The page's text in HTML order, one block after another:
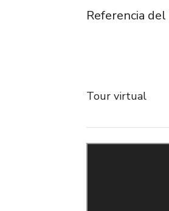
Referencia
Tour virtual